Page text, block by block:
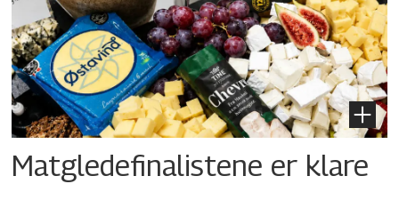
Matgledefinalistene er klare